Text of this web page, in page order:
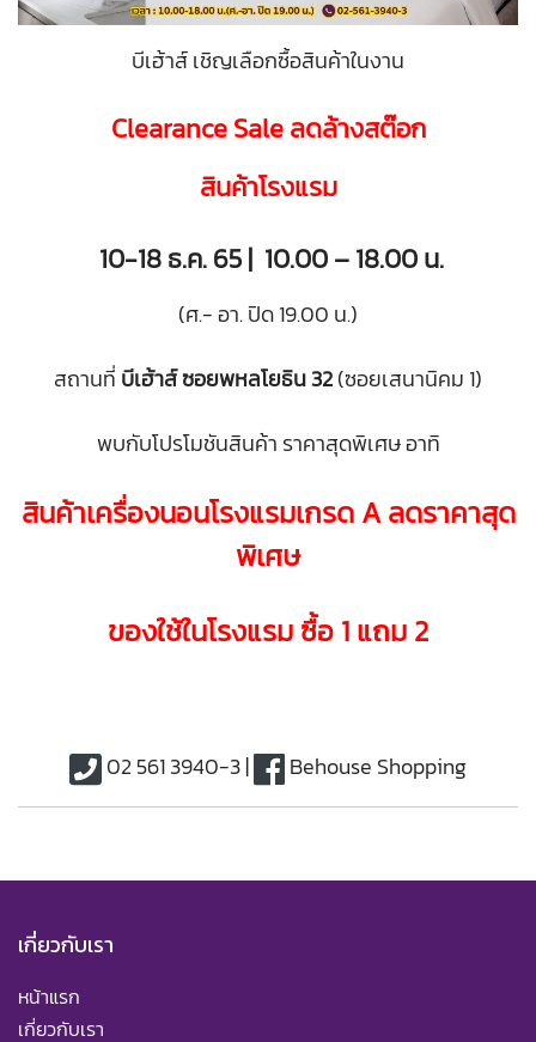
บีเฮ้าส์ เชิญเลือกซื้อสินค้าในงาน
Clearance Sale ลดล้างสต๊อก
สินค้าโรงแรม
10-18 ธ.ค. 65 | 10.00 – 18.00 น.
(ศ.- อา. ปิด 19.00 น.)
สถานที่ บีเฮ้าส์ ซอยพหลโยธิน 32(ซอยเสนานิคม 1)
พบกับโปรโมชันสินค้า ราคาสุดพิเศษ อาทิ
สินค้าเครื่องนอนโรงแรมเกรด A ลดราคาสุด
พิเศษ
ของใช้ในโรงแรม ซื้อ 1 แถม 2
02 561 3940-3 | Behouse Shopping
เกี่ยวกับเรา
หน้าแรก
เกี่ยวกับเรา